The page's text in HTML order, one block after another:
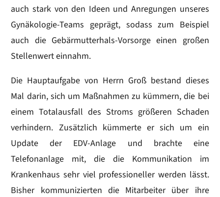
auch stark von den Ideen und Anregungen unseres
Gynäkologie-Teams geprägt, sodass zum Beispiel
auch die Gebärmutterhals-Vorsorge einen großen
Stellenwert einnahm.
Die Hauptaufgabe von Herrn Groß bestand dieses
Mal darin, sich um Maßnahmen zu kümmern, die bei
einem Totalausfall des Stroms größeren Schaden
verhindern. Zusätzlich kümmerte er sich um ein
Update der EDV-Anlage und brachte eine
Telefonanlage mit, die die Kommunikation im
Krankenhaus sehr viel professioneller werden lässt.
Bisher kommunizierten die Mitarbeiter über ihre